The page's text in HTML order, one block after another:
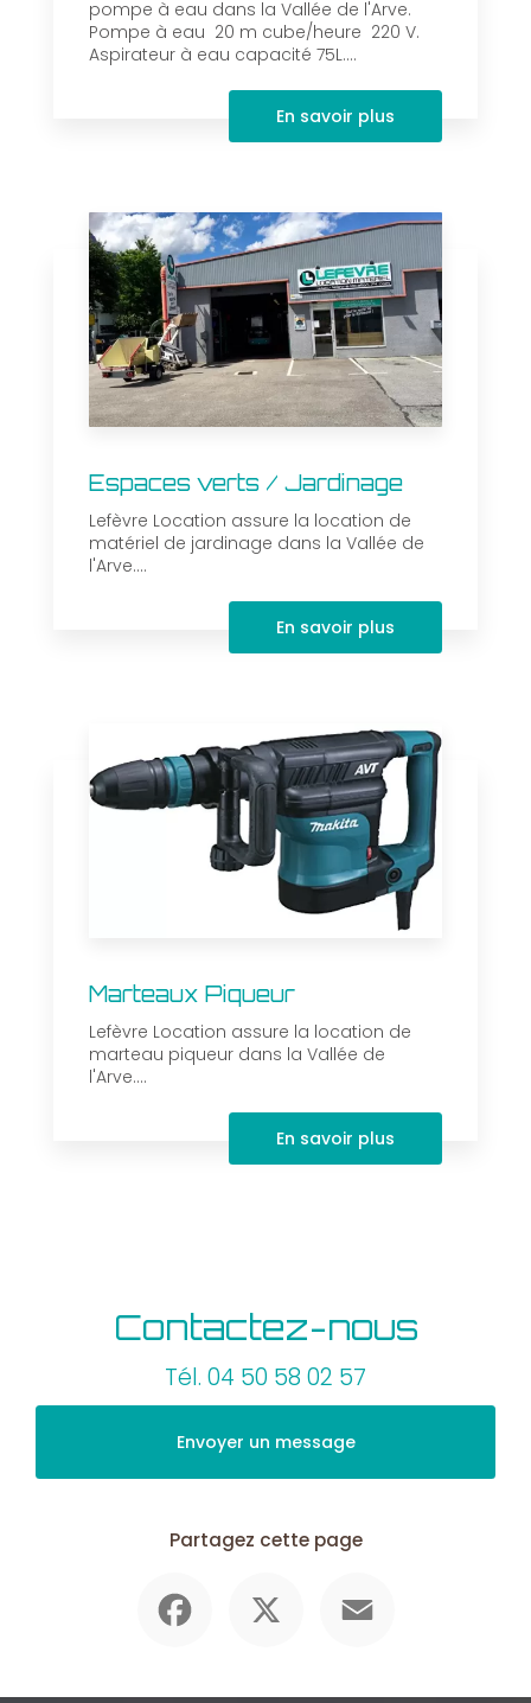
pompe à eau dans la Vallée de l'Arve.
Pompe à eau 20 m cube/heure 220 V.
Aspirateur à eau capacité 75L....
En savoir plus
Espaces verts / Jardinage
Lefèvre Location assure la location de
matériel de jardinage dans la Vallée de
l'Arve....
En savoir plus
Marteaux Piqueur
Lefèvre Location assure la location de
marteau piqueur dans la Vallée de
l'Arve....
En savoir plus
Contactez-nous
Tél. 04 50 58 02 57
Envoyer un message
Partagez cette page